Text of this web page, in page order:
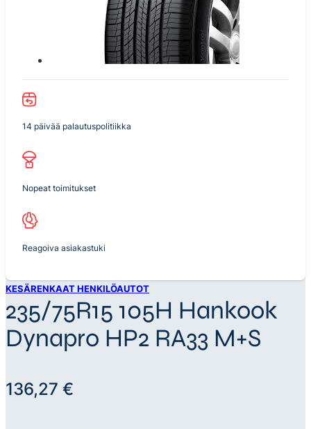
14 päivää palautuspolitiikka
Nopeat toimitukset
Reagoiva asiakastuki
KESÄRENKAAT HENKILÖAUTOT
235/75R15 105H Hankook
Dynapro HP2 RA33 M+S
136,27 €